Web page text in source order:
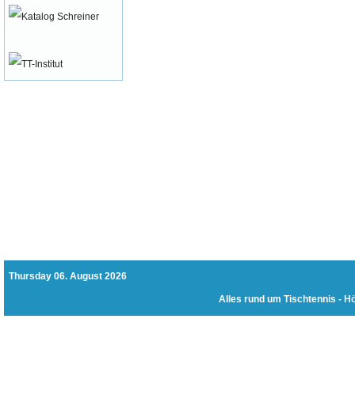
Thursday 06. August 2026
Alles rund um Tischtennis -